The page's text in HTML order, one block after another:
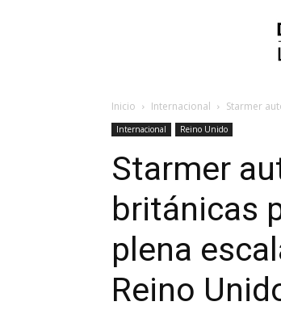
Inicio Internacional Starmer
Internacional Reino Unido
Starmer
británicas
plena
Reino